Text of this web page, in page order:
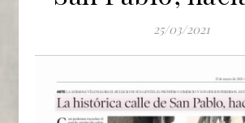
25/03/2021